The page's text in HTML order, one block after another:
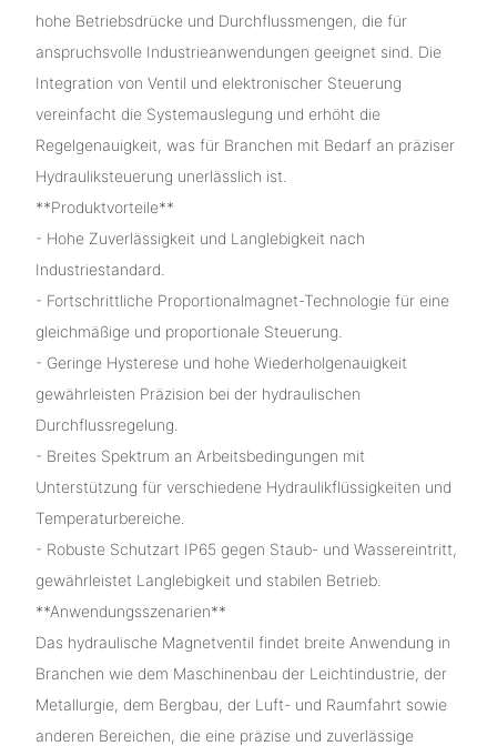
hohe Betriebsdrücke und Durchflussmengen, die für
anspruchsvolle Industrieanwendungen geeignet sind. Die
Integration von Ventil und elektronischer Steuerung
vereinfacht die Systemauslegung und erhöht die
Regelgenauigkeit, was für Branchen mit Bedarf an präziser
Hydrauliksteuerung unerlässlich ist.
**Produktvorteile**
- Hohe Zuverlässigkeit und Langlebigkeit nach
Industriestandard.
- Fortschrittliche Proportionalmagnet-Technologie für eine
gleichmäßige und proportionale Steuerung.
- Geringe Hysterese und hohe Wiederholgenauigkeit
gewährleisten Präzision bei der hydraulischen
Durchflussregelung.
- Breites Spektrum an Arbeitsbedingungen mit
Unterstützung für verschiedene Hydraulikflüssigkeiten und
Temperaturbereiche.
- Robuste Schutzart IP65 gegen Staub- und Wassereintritt,
gewährleistet Langlebigkeit und stabilen Betrieb.
**Anwendungsszenarien**
Das hydraulische Magnetventil findet breite Anwendung in
Branchen wie dem Maschinenbau der Leichtindustrie, der
Metallurgie, dem Bergbau, der Luft- und Raumfahrt sowie
anderen Bereichen, die eine präzise und zuverlässige